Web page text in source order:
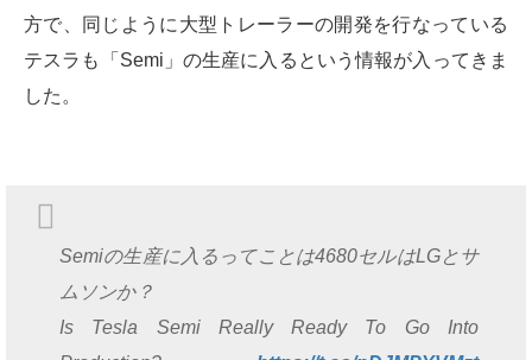
方で、同じように大型トレーラーの開発を行なっている
テスラも「Semi」の生産に入るという情報が入ってきま
した。
Semiの生産に入るってことは4680セルはLGとサ
ムソンか？
Is Tesla Semi Really Ready To Go Into